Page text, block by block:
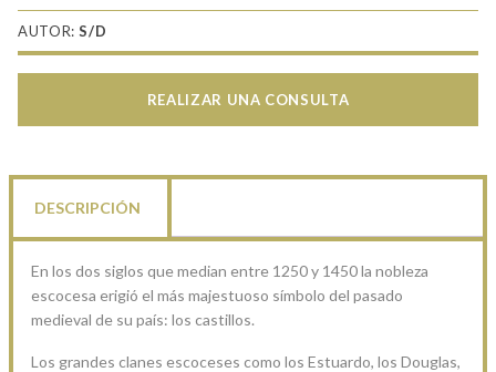
AUTOR:S/D
REALIZAR UNA CONSULTA
DESCRIPCIÓN
En los dos siglos que median entre 1250 y 1450 la nobleza
escocesa erigió el más majestuoso símbolo del pasado
medieval de su país: los castillos.
Los grandes clanes escoceses como los Estuardo, los Douglas,